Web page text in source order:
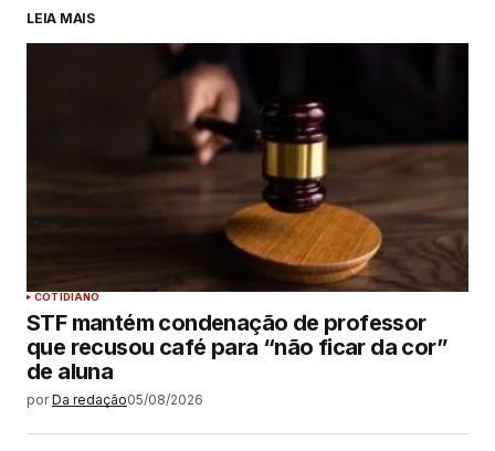
LEIA MAIS
COTIDIANO
STF mantém condenação de professor
que recusou café para “não ficar da cor”
de aluna
por Da redação05/08/2026